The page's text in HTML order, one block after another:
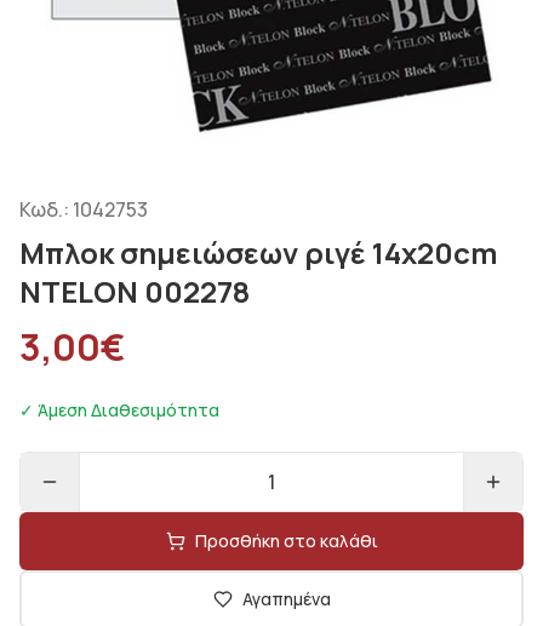
Κωδ.: 1042753
Μπλοκ σημειώσεων ριγέ 14x20cm
NTELON 002278
3,00€
✓ Άμεση Διαθεσιμότητα
1
Προσθήκη στο καλάθι
Αγαπημένα